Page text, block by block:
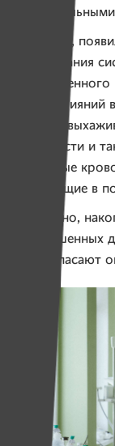
с
В-третьих,
поддержания
методик
смертности и
массивные
приводящие в
И конечно,
недоношенных
врачи спасают